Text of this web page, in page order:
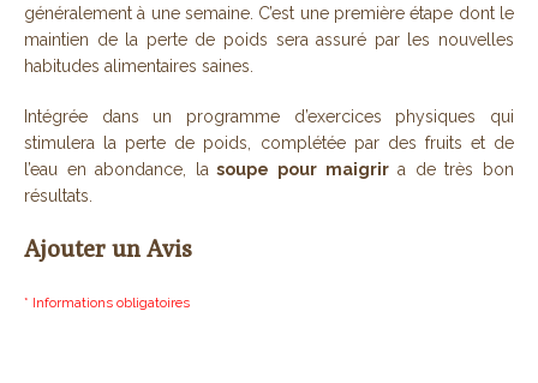
généralement à une semaine. C’est une première étape dont le
maintien de la perte de poids sera assuré par les nouvelles
habitudes alimentaires saines.
Intégrée dans un programme d’exercices physiques qui
stimulera la perte de poids, complétée par des fruits et de
l’eau en abondance, la soupe pour maigrira de très bon
résultats.
Ajouter un Avis
* Informations obligatoires